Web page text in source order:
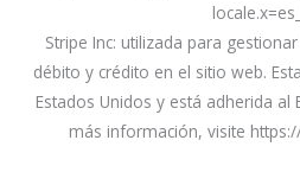
Stripe Inc: utilizada para
débito y crédito en el sitio web.
Estados Unidos y está adherida al
más información, visite